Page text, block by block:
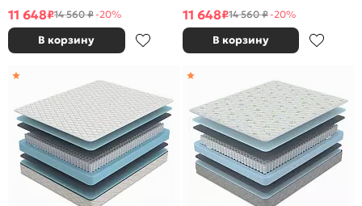
11 648₽14 560 ₽-20%
В корзину
11 648₽14 560 ₽-20%
В корзину